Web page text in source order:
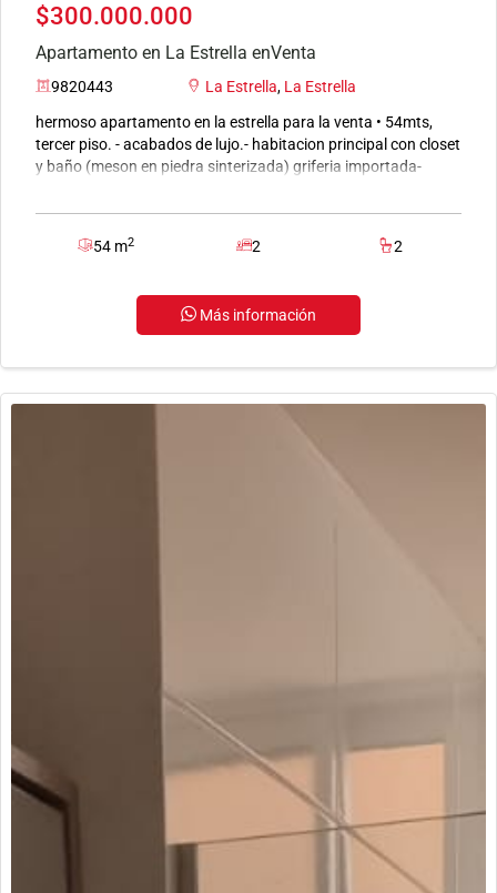
$300.000.000
Apartamento en La Estrella enVenta
9820443 La Estrella, La Estrella
hermoso apartamento en la estrella para la venta • 54mts,
tercer piso. - acabados de lujo.- habitacion principal con closet
y baño (meson en piedra sinterizada) griferia importada-
con closet de linos. - sala comedor- balcon, con vista a
naturaleza no tendra ninguna construccion al frente.- cocina
con meson en piedra sinterizada.- muebles no incluidos pero el
por un valor adicional pues hacen parte del diseño.
54 m2 2 2
Más información